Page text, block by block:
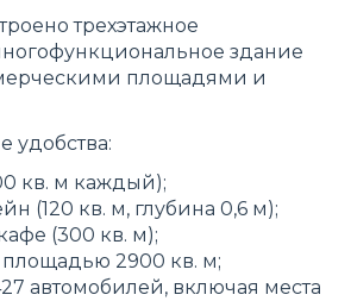
трехэтажное
здание
площадями и
удобства:
кв. м каждый);
(120 кв. м, глубина 0,6 м);
(300 кв. м);
2900 кв. м;
автомобилей, включая места